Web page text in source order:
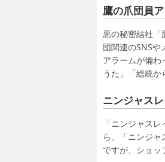
鷹の爪団員
悪の秘密結社「
団関連のSNS
アラームが備
うた」「総統か
ニンジャス
「ニンジャス
ら、「ニンジ
ですが、ショッ